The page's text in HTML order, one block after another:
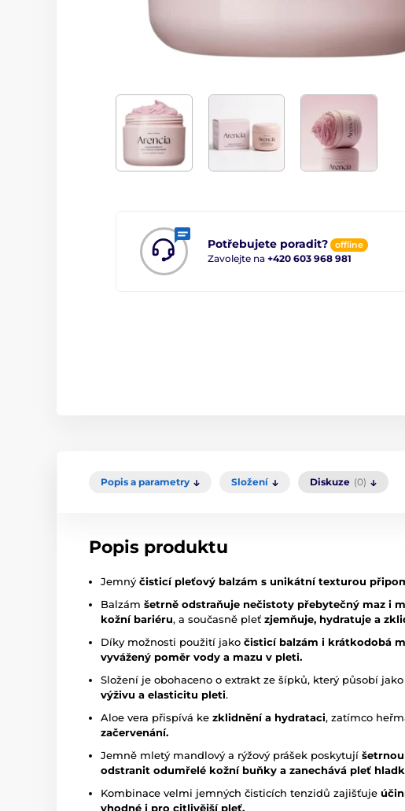
Potřebujete poradit? offline
Zavolejte na +420 603 968 981
Popis a parametry Složení Diskuze (0)
Popis produktu
Jemný čisticí pleťový balzám s unikátní texturou
Balzám šetrně odstraňuje nečistoty přebytečný maz i
kožní bariéru, a současně pleť zjemňuje, hydratuje a
Díky možnosti použití jako čisticí balzám i krátkodobá
vyvážený poměr vody a mazu v pleti.
Složení je obohaceno o extrakt ze šípků, který působí jako
výživu a elasticitu pleti.
Aloe vera přispívá ke zklidnění a hydrataci, zatímco
začervenání.
Jemně mletý mandlový a rýžový prášek poskytují
odstranit odumřelé kožní buňky a zanechává pleť
Kombinace velmi jemných čisticích tenzidů zajišťuje
vhodné i pro citlivější pleť.